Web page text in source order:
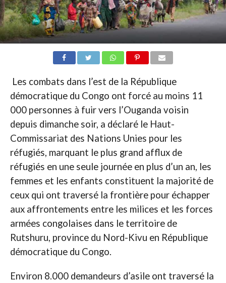
Les combats dans l’est de la République
démocratique du Congo ont forcé au moins 11
000 personnes à fuir vers l’Ouganda voisin
depuis dimanche soir, a déclaré le Haut-
Commissariat des Nations Unies pour les
réfugiés, marquant le plus grand afflux de
réfugiés en une seule journée en plus d’un an, les
femmes et les enfants constituent la majorité de
ceux qui ont traversé la frontière pour échapper
aux affrontements entre les milices et les forces
armées congolaises dans le territoire de
Rutshuru, province du Nord-Kivu en République
démocratique du Congo.
Environ 8.000 demandeurs d’asile ont traversé la